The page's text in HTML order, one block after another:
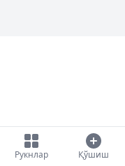
Рукнлар Қўшиш